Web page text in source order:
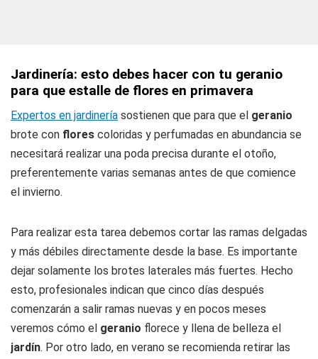
Jardinería: esto debes hacer con tu geranio
para que estalle de flores en primavera
Expertos en jardinería sostienen que para que el geranio
brote con flores coloridas y perfumadas en abundancia se
necesitará realizar una poda precisa durante el otoño,
preferentemente varias semanas antes de que comience
el invierno.
Para realizar esta tarea debemos cortar las ramas delgadas
y más débiles directamente desde la base. Es importante
dejar solamente los brotes laterales más fuertes. Hecho
esto, profesionales indican que cinco días después
comenzarán a salir ramas nuevas y en pocos meses
veremos cómo el geranio florece y llena de belleza el
jardín. Por otro lado, en verano se recomienda retirar las